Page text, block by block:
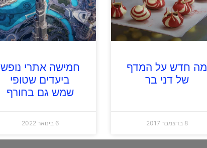
מה חדש על המדף
של דני בר
8 בדצמבר 2017
חמישה אתרי נופש
ביעדים שטופי
שמש גם בחורף
6 בינואר 2022